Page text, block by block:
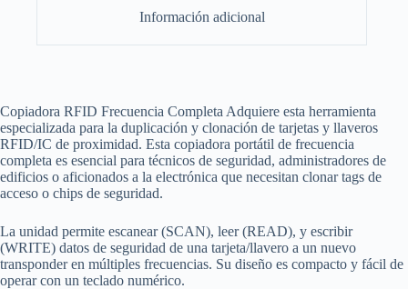
Información adicional
Copiadora RFID Frecuencia Completa Adquiere esta herramienta
especializada para la duplicación y clonación de tarjetas y llaveros
RFID/IC de proximidad. Esta copiadora portátil de frecuencia
completa es esencial para técnicos de seguridad, administradores de
edificios o aficionados a la electrónica que necesitan clonar tags de
acceso o chips de seguridad.
La unidad permite escanear (SCAN), leer (READ), y escribir
(WRITE) datos de seguridad de una tarjeta/llavero a un nuevo
transponder en múltiples frecuencias. Su diseño es compacto y fácil de
operar con un teclado numérico.